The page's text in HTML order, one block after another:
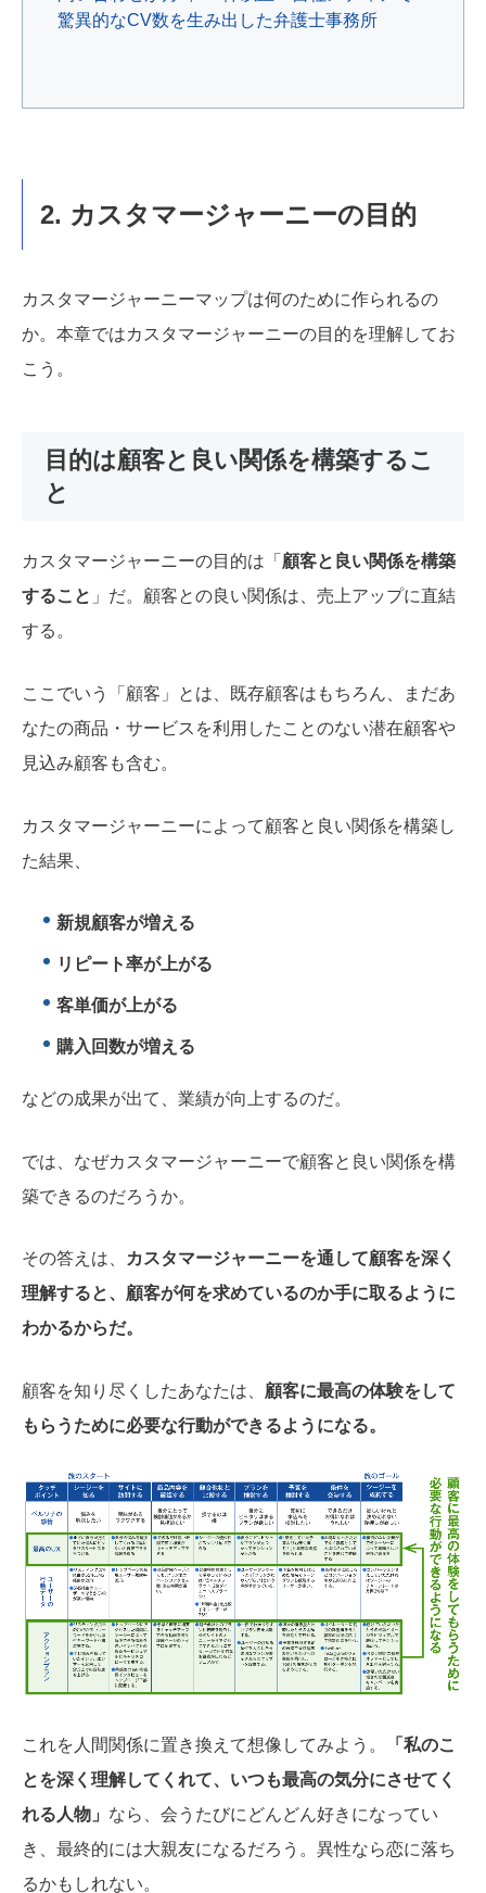
驚異的なCV数を生み出した弁護士事務所
2. カスタマージャーニーの目的
カスタマージャーニーマップは何のために作られるの
か。本章ではカスタマージャーニーの目的を理解してお
こう。
目的は顧客と良い関係を構築するこ
と
カスタマージャーニーの目的は 「 顧客と良い関係を構築
すること 」 だ。顧客との良い関係は、売上アップに直結
する。
ここでいう「顧客」とは、既存顧客はもちろん、まだあ
なたの商品・サービスを利用したことのない潜在顧客や
見込み顧客も含む。
カスタマージャーニーによって顧客と良い関係を構築し
た結果、
新規顧客が増える
リピート率が上がる
客単価が上がる
購入回数が増える
などの成果が出て、業績が向上するのだ。
では、なぜカスタマージャーニーで顧客と良い関係を構
築できるのだろうか。
その答えは
カスタマージャーニーを通して顧客を深く
理解すると、顧客が何を求めているのか手に取るように
わかるからだ。
顧客を知り尽くしたあなたは、 顧客に最高の体験をして
もらうために必要な行動ができるようになる。
これを人間関係に置き換えて想像してみよう。
「私のこ
とを深く理解してくれて、いつも最高の気分にさせてく
れる人物」 なら、会うたびにどんどん好きになってい
き、最終的には大親友になるだろう。異性なら恋に落ち
るかもしれない。